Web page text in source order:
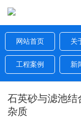
网站首页 关
工程案例 新
石英砂与滤池结
杂质